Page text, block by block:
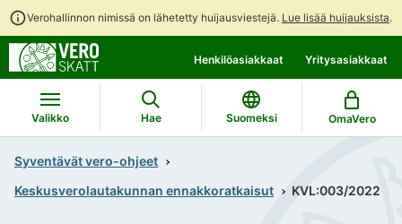
Verohallinnon nimissä on lähetetty huijausviestejä. Lue lisää huijauksista.
suoraan
sisältöön
koko
sivuston
hakuun
Henkilöasiakkaat Yritysasiakkaat
Valikko Hae Suomeksi OmaVero
Syventävät vero-ohjeet
Keskusverolautakunnan ennakkoratkaisut
KVL:003/2022